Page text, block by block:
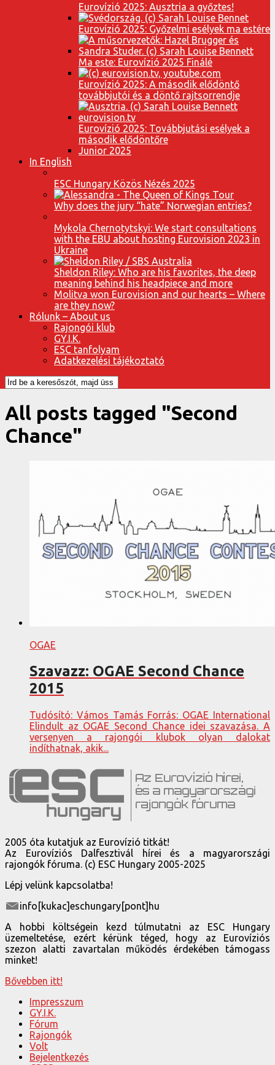
Eurovízió 2025: Ausztria a győztes!
Eurovízió 2025: Győzelmi esélyek ma estére
Ma este: Eurovízió 2025 Finálé
Eurovízió 2025: A második elődöntő
továbbjutói és a döntő rajtsorrendje
Eurovízió 2025: Továbbjutási esélyek a
második elődöntőre
Junior 2025
In English
ESC Hungary Közös Nézés 2025
Why does the jury “hate” Norwegian entries?
Mykola Chernotytskyi: We start consultations
with the EBU about hosting Eurovision 2023 in
Ukraine
Sheldon Riley: Who are his favorites, the deep
meaning behind his headpiece and more
Molitva won Eurovision and our hearts – Where
are they now?
Rólunk – About us
Rajongói klub
GY.I.K.
ESC tanfolyam
Adatkezelési tájékoztató
All posts tagged "Second
Chance"
OGAE
Szavazz: OGAE Second Chance
2015
Tudósító: Vámos Tamás Forrás: OGAE International
Elindult az OGAE Second Chance idei szavazása. A
versenyen a rajongói klubok olyan dalokat
indíthatnak, akik...
2005 óta kutatjuk az Eurovízió titkát!
Az Eurovíziós Dalfesztivál hírei és a magyarországi
rajongók fóruma. (c) ESC Hungary 2005-2025
Lépj velünk kapcsolatba!
info[kukac]eschungary[pont]hu
A hobbi költségein kezd túlmutatni az ESC Hungary
üzemeltetése, ezért kérünk téged, hogy az Eurovíziós
szezon alatti zavartalan működés érdekében támogass
minket!
Bővebben itt!
Impresszum
GY.I.K.
Fórum
Rajongók
Volt
Bejelentkezés